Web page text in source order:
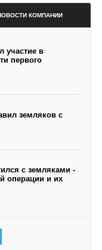
КОМПАНИИ
участие в
первого
земляков с
с земляками -
операции и их